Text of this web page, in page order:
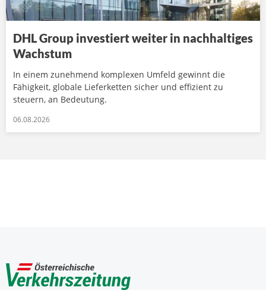
DHL Group investiert weiter in nachhaltiges
Wachstum
In einem zunehmend komplexen Umfeld gewinnt die
Fähigkeit, globale Lieferketten sicher und effizient zu
steuern, an Bedeutung.
06.08.2026